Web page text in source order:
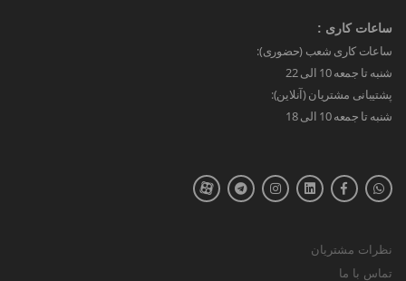
ساعات کاری :
ساعات کاری شعب (حضوری):
شنبه تا جمعه 10 الی 22
پشتیبانی مشتریان (آنلاین):
شنبه تا جمعه 10 الی 18
نظرات مشتریان
تماس با ما